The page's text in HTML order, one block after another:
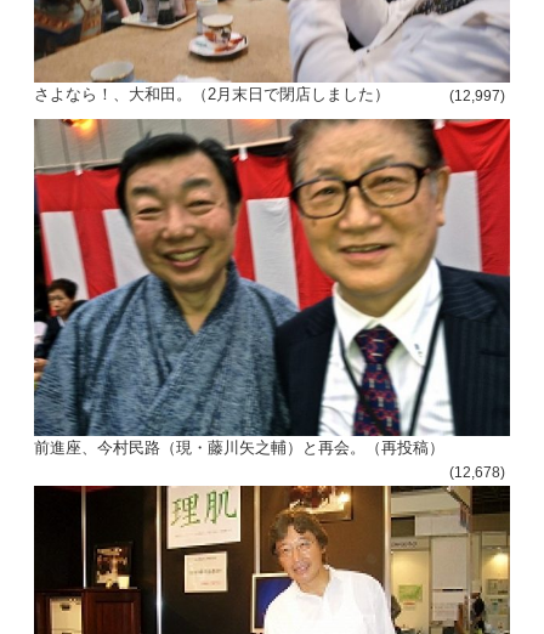
さよなら！、大和田。（2月末日で閉店しました） (12,997)
前進座、今村民路（現・藤川矢之輔）と再会。（再投稿）
(12,678)